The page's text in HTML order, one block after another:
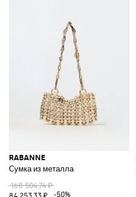
RABANNE
Сумка из металла
168 504,74 ₽
-50%